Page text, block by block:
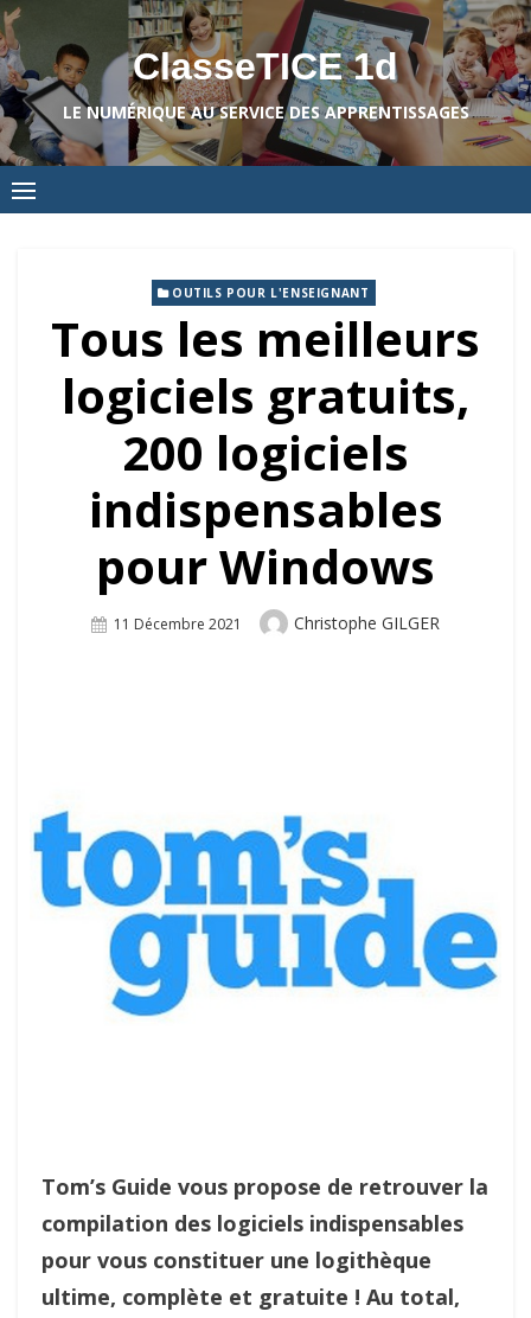
Skip
to
content
ClasseTICE 1d
LE NUMÉRIQUE AU SERVICE DES APPRENTISSAGES
OUTILS POUR L'ENSEIGNANT
Tous les meilleurs
logiciels gratuits,
200 logiciels
indispensables
pour Windows
Posted
11 Décembre 2021 Author
Christophe GILGER
Tom’s Guide vous propose de retrouver la
compilation des logiciels indispensables
pour vous constituer une logithèque
ultime, complète et gratuite ! Au total,